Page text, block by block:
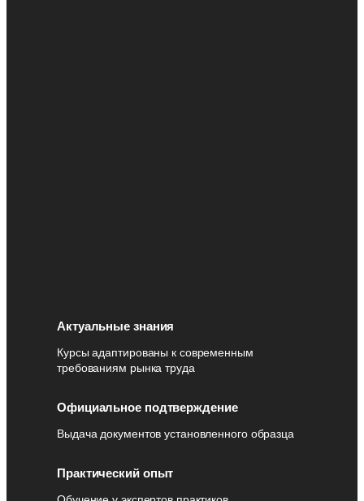
Актуальные знания
Курсы адаптированы к современным
требованиям рынка труда
Официальное подтверждение
Выдача документов установленного образца
Практический опыт